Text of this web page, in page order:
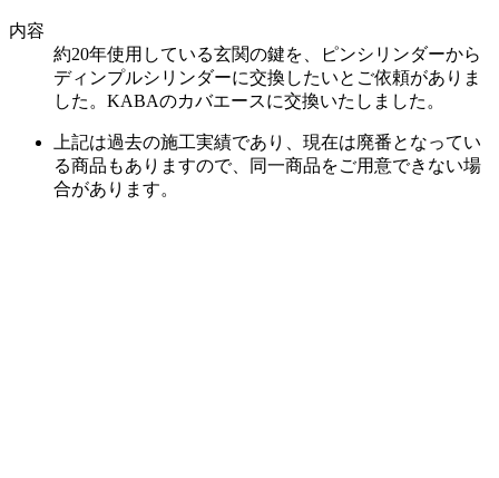
内容
約20年使用している玄関の鍵を、ピンシリンダーから
ディンプルシリンダーに交換したいとご依頼がありま
した。KABAのカバエースに交換いたしました。
上記は過去の施工実績であり、現在は廃番となってい
る商品もありますので、同一商品をご用意できない場
合があります。